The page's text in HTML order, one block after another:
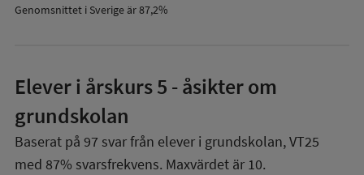
Genomsnittet i Sverige är 87,2%
Elever i årskurs 5 - åsikter om
grundskolan
Baserat på 97 svar från elever i grundskolan,VT25
med 87% svarsfrekvens. Maxvärdet är 10.